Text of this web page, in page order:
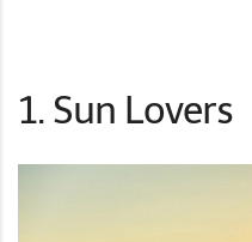
1. Sun Lovers